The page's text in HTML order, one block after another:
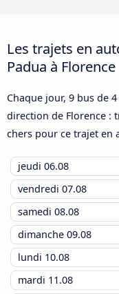
Les trajets en
Padua à Florence
Chaque jour, 9 bus de
direction de Florence :
chers pour ce trajet en
jeudi 06.08
vendredi 07.08
samedi 08.08
dimanche 09.08
lundi 10.08
mardi 11.08